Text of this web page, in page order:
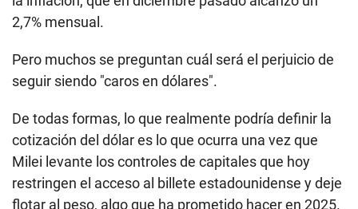
2,7% mensual.
Pero muchos se preguntan cuál será el perjuicio de
seguir siendo "caros en dólares".
De todas formas, lo que realmente podría definir la
cotización del dólar es lo que ocurra una vez que
Milei levante los controles de capitales que hoy
restringen el acceso al billete estadounidense y deje
flotar al peso, algo que ha prometido hacer en 2025.